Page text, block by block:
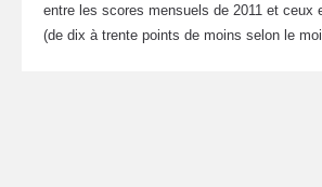
entre les scores mensuels de 2011 et ceux
(de dix à trente points de moins selon le